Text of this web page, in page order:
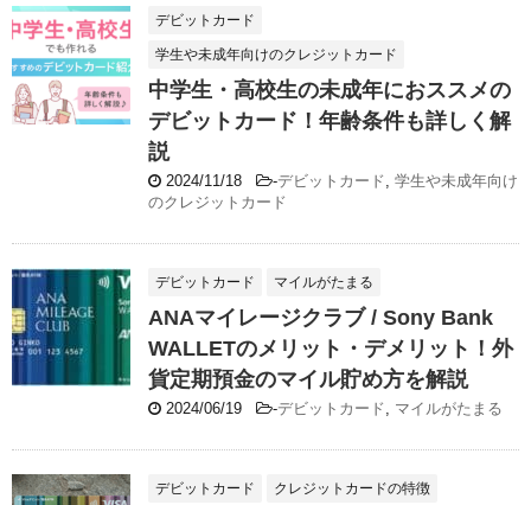
デビットカード
学生や未成年向けのクレジットカード
中学生・高校生の未成年におススメの
デビットカード！年齢条件も詳しく解
説
2024/11/18 -デビットカード 学生や未成年向け
のクレジットカード
デビットカード マイルがたまる
ANAマイレージクラブ / Sony Bank
WALLETのメリット・デメリット！外
貨定期預金のマイル貯め方を解説
2024/06/19 -デビットカード マイルがたまる
デビットカード クレジットカードの特徴